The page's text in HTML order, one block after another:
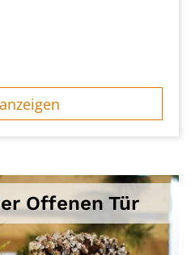
Offenen Tür